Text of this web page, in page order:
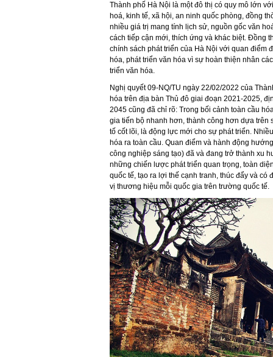
Thành phố Hà Nội là một đô thị có quy mô lớn
hoá, kinh tế, xã hội, an ninh quốc phòng, đồng
nhiều giá trị mang tính lịch sử, nguồn gốc văn
cách tiếp cận mới, thích ứng và khác biệt. Đồng
chính sách phát triển của Hà Nội với quan điểm
hóa, phát triển văn hóa vì sự hoàn thiện nhân
triển văn hóa.
Nghị quyết 09-NQ/TU ngày 22/02/2022 của
hóa trên địa bàn Thủ đô giai đoạn 2021-2025,
2045 cũng đã chỉ rõ: Trong bối cảnh toàn cầu
gia tiến bộ nhanh hơn, thành công hơn dựa trên
tố cốt lõi, là động lực mới cho sự phát triển.
hóa ra toàn cầu. Quan điểm và hành động
công nghiệp sáng tạo) đã và đang trở thành xu
những chiến lược phát triển quan trọng, toàn
quốc tế, tạo ra lợi thế cạnh tranh, thúc đẩy và
vị thương hiệu mỗi quốc gia trên trường quốc tế.